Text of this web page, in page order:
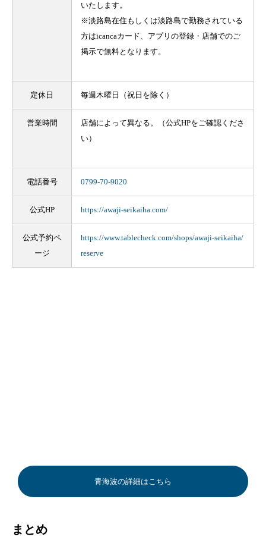
いたします。
※淡路島在住もしくは淡路島で勤務されている
方はicancaカード、アプリの登録・店舗でのご
掲示で無料となります。
定休日 毎週木曜日（祝日を除く）
営業時間
店舗によって異なる。（公式HPをご確認くださ
い）
電話番号 0799-70-9020
公式HP https://awaji-seikaiha.com/
公式予約ペ
ージ
https://www.tablecheck.com/shops/awaji-seikaiha/
reserve
青海波の詳細はこちら
まとめ